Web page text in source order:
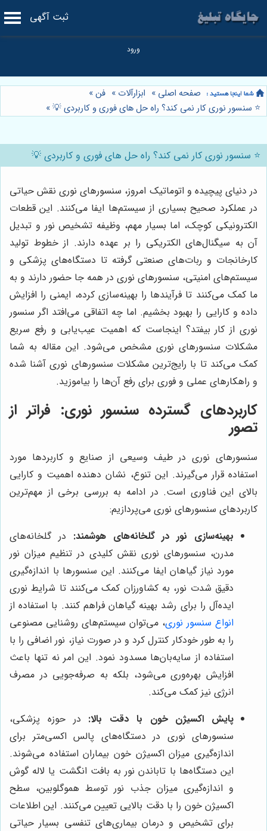
ثبت آگهی
صفحه اصلی » ابزارآلات » فن»
⭐️ سنسور نوری کار نمی کند؟ راه حل های فوری و کاربردی 💡»
⭐️ سنسور نوری کار نمی کند؟ راه حل های فوری و کاربردی 💡
در دنیای پیچیده و اتوماتیک امروز، سنسورهای نوری نقش حیاتی
در عملکرد صحیح بسیاری از سیستم‌ها ایفا می‌کنند. این قطعات
الکترونیکی کوچک، اما بسیار مهم، وظیفه تشخیص نور و تبدیل
آن به سیگنال‌های الکتریکی را بر عهده دارند. از خطوط تولید
کارخانجات و ربات‌های صنعتی گرفته تا دستگاه‌های پزشکی و
سیستم‌های امنیتی، سنسورهای نوری در همه جا حضور دارند و به
ما کمک می‌کنند تا فرآیندها را بهینه‌سازی کرده، ایمنی را افزایش
داده و کارایی را بهبود بخشیم. اما چه اتفاقی می‌افتد اگر سنسور
نوری از کار بیفتد؟ اینجاست که اهمیت عیب‌یابی و رفع سریع
مشکلات سنسورهای نوری مشخص می‌شود. این مقاله به شما
کمک می‌کند تا با رایج‌ترین مشکلات سنسورهای نوری آشنا شده
و راهکارهای عملی و فوری برای رفع آن‌ها را بیاموزید.
کاربردهای گسترده سنسور نوری: فراتر از
تصور
سنسورهای نوری در طیف وسیعی از صنایع و کاربردها مورد
استفاده قرار می‌گیرند. این تنوع، نشان دهنده اهمیت و کارایی
بالای این فناوری است. در ادامه به بررسی برخی از مهم‌ترین
کاربردهای سنسورهای نوری می‌پردازیم:
بهینه‌سازی نور در گلخانه‌های هوشمند: در گلخانه‌های
مدرن، سنسورهای نوری نقش کلیدی در تنظیم میزان نور
مورد نیاز گیاهان ایفا می‌کنند. این سنسورها با اندازه‌گیری
دقیق شدت نور، به کشاورزان کمک می‌کنند تا شرایط نوری
ایده‌آل را برای رشد بهینه گیاهان فراهم کنند. با استفاده از
انواع سنسور نوری، می‌توان سیستم‌های روشنایی مصنوعی
را به طور خودکار کنترل کرد و در صورت نیاز، نور اضافی را با
استفاده از سایه‌بان‌ها مسدود نمود. این امر نه تنها باعث
افزایش بهره‌وری می‌شود، بلکه به صرفه‌جویی در مصرف
انرژی نیز کمک می‌کند.
پایش اکسیژن خون با دقت بالا: در حوزه پزشکی،
سنسورهای نوری در دستگاه‌های پالس اکسی‌متر برای
اندازه‌گیری میزان اکسیژن خون بیماران استفاده می‌شوند.
این دستگاه‌ها با تاباندن نور به بافت انگشت یا لاله گوش
و اندازه‌گیری میزان جذب نور توسط هموگلوبین، سطح
اکسیژن خون را با دقت بالایی تعیین می‌کنند. این اطلاعات
برای تشخیص و درمان بیماری‌های تنفسی بسیار حیاتی